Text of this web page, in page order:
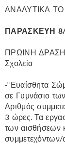
ΑΝΑΛΥΤΙΚΑ
ΠΑΡΑΣΚΕΥΗ
ΠΡΩΙΝΗ ΔΡΑΣΗ
Σχολεία
-“Ευαίσθητα
σε Γυμνάσιο
Αριθμός
3 ώρες. Τα
των αισθήσεων